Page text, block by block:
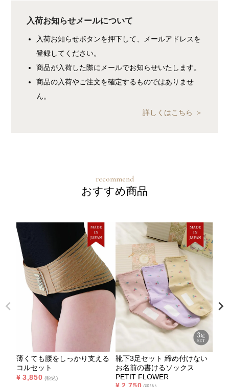
入荷お知らせメールについて
入荷お知らせボタンを押下して、メールアドレスを
登録してください。
商品が入荷した際にメールでお知らせいたします。
商品の入荷やご注文を確定するものではありませ
ん。
詳しくはこちら
おすすめ商品
薄くても腰をしっかり支える
コルセット
¥ 3,850 税込
靴下3足セット 締め付けない
お名前の書けるソックス
PETIT FLOWER